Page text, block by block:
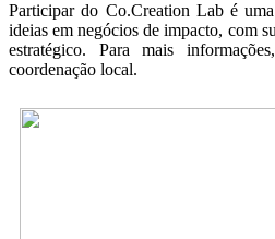
Participar do Co.Creation Lab é
ideias em negócios de impacto, com
estratégico. Para mais
coordenação local.